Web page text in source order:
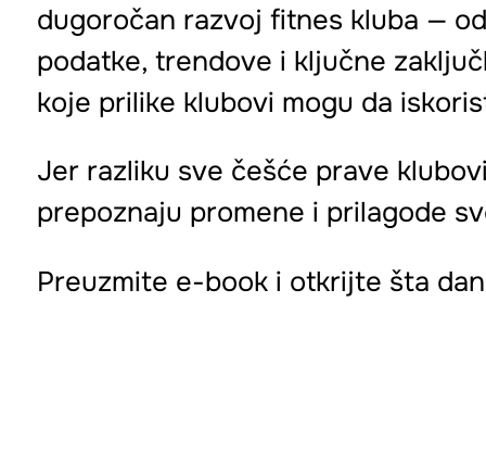
dugoročan razvoj fitnes kluba —
podatke, trendove i ključne
koje prilike klubovi mogu da
Jer razliku sve češće prave
prepoznaju promene i prilagode
Preuzmite e-book i otkrijte šta